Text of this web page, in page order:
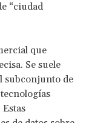
“ciudad
que
Se suele
subconjunto de